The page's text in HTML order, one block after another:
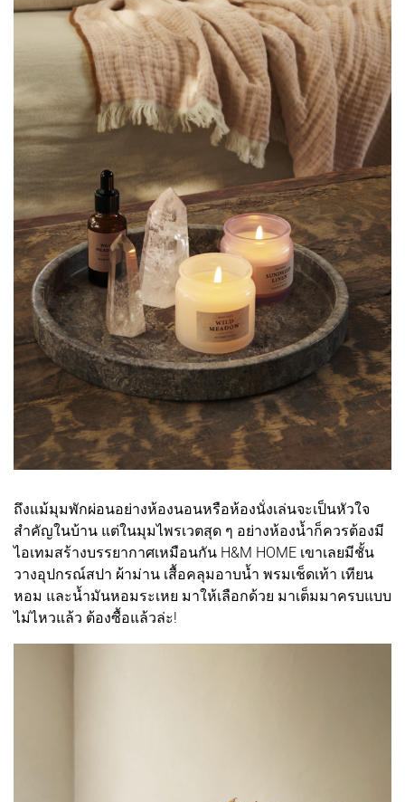
ถึงแม้มุมพักผ่อนอย่างห้องนอนหรือห้องนั่งเล่นจะเป็นหัวใจ
สำคัญในบ้าน แต่ในมุมไพรเวตสุด ๆ อย่างห้องน้ำก็ควรต้องมี
ไอเทมสร้างบรรยากาศเหมือนกัน H&M HOME เขาเลยมีชั้น
วางอุปกรณ์สปา ผ้าม่าน เสื้อคลุมอาบน้ำ พรมเช็ดเท้า เทียน
หอม และน้ำมันหอมระเหย มาให้เลือกด้วย มาเต็มมาครบแบบ
ไม่ไหวแล้ว ต้องซื้อแล้วล่ะ!